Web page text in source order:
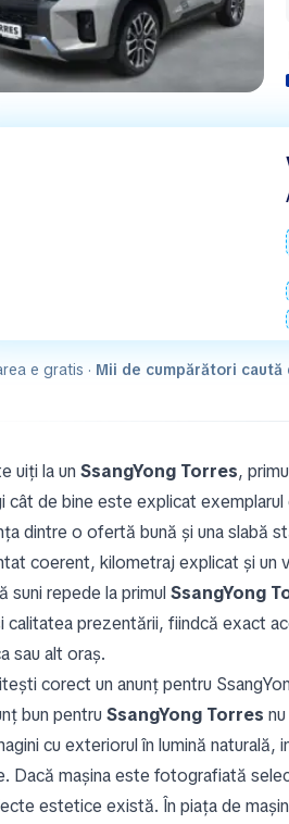
e gratis · Mii de cumpărători caută
uiți la un SsangYong Torres,
cât de bine este explicat
dintre o ofertă bună și una slabă
coerent, kilometraj explicat și un
suni repede la primul SsangYong
calitatea prezentării, fiindcă exact
sau alt oraș.
corect un anunț pentru
bun pentru SsangYong Torres
cu exteriorul în lumină
Dacă mașina este fotografiată
estetice există. În piața de